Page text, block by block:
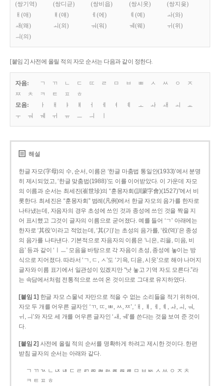
(쌍기역)
(쌍디귿)
(쌍비읍)
(쌍시옷)
(쌍지읒)
ㅐ(애)
ㅒ(얘) ㅔ(에) ㅖ(예)
ㅘ(와)
ㅙ(왜)
ㅚ(외) ㅝ(워) ㅞ(웨)
ㅟ(위)
ㅢ(의)
[붙임 2] 사전에 올릴 적의 자모 순서는 다음과 같이 정한다.
자음: ㄱ ㄲ ㄴ ㄷ ㄸ ㄹ ㅁ ㅂ ㅃ ㅅ ㅆ ㅇ
ㅈ
ㅉ
ㅊ ㅋ ㅌ ㅍ
ㅎ
모음:
ㅏ ㅐ ㅑ ㅒ ㅓ ㅔ ㅕ ㅖ ㅗ ㅘ ㅙ ㅚ
ㅛ
ㅜ
ㅝ ㅞ ㅟ ㅠ ㅡ ㅢ
해설
한글 자모(字母)의 수, 순서, 이름은 ‘한글 마춤법 통일안(1933)’에서 분명
히 제시되었고, ‘한글 맞춤법(1988)’도 이를 이어받았다. 이 가운데 자모
의 이름과 순서는 최세진(崔世珍)의 “훈몽자회(訓蒙字會)(1527)”에서 비
롯한다. 최세진은 “훈몽자회” 범례(凡例)에서 한글 자모의 음가를 한자로
나타냈는데, 자음자의 경우 초성에 쓰인 것과 종성에 쓰인 것을 짝을 지
어 표시했고 그것이 글자의 이름으로 굳어졌다. 예를 들어 ‘ㄱ’ 아래에는
한자로 ‘其役’이라고 적었는데, ‘其(기)’는 초성의 음가를, ‘役(역)’은 종성
의 음가를 나타낸다. 기본적으로 자음자의 이름은 ‘니은, 리을, 미음, 비
읍’ 등과 같이 ‘ㅣㅡ’ 모음을 바탕으로 각 자음이 초성, 종성에 놓이는 방
식으로 지어졌다. 따라서 ‘ㄱ, ㄷ, ㅅ’도 ‘기윽, 디읃, 시읏’으로 해야 나머지
글자와 이름 표기에서 일관성이 있겠지만 “낫 놓고 기역 자도 모른다.”라
는 속담에서처럼 전통적으로 쓰여 온 것이므로 그대로 유지하였다.
[붙임 1] 한글 자모 스물넉 자만으로 적을 수 없는 소리들을 적기 위하여,
자모 두 개를 어우른 글자인 ‘ㄲ, ㄸ, ㅃ, ㅆ, ㅉ’, ‘ㅐ, ㅒ, ㅔ, ㅖ, ㅘ, ㅚ, ㅝ,
ㅟ, ㅢ’와 자모 세 개를 어우른 글자인 ‘ㅙ, ㅞ’를 쓴다는 것을 보여 준 것이
다.
[붙임 2] 사전에 올릴 적의 순서를 명확하게 하려고 제시한 것이다. 한편
받침 글자의 순서는 아래와 같다.
ㄱ ㄲ ㄳ ㄴ ㄵ ㄶ ㄷ ㄹ ㄺ ㄻ ㄼ ㄽ ㄾ ㄿ ㅀ ㅁ ㅂ ㅄ ㅅ ㅆ ㅇ ㅈ ㅊ
ㅋ ㅌ ㅍ ㅎ